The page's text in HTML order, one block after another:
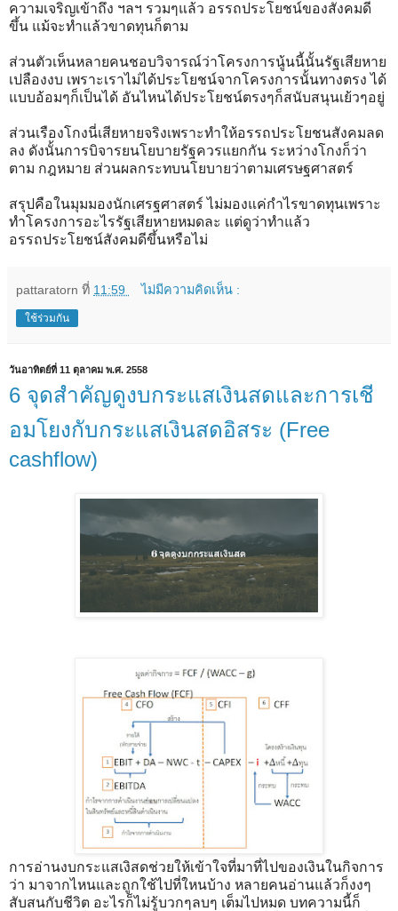
ความเจริญเข้าถึง ฯลฯ รวมๆแล้ว อรรถประโยชน์ของสังคมดี
ขึ้น แม้จะทำแล้วขาดทุนก็ตาม
ส่วนตัวเห็นหลายคนชอบวิจารณ์ว่าโครงการนู้นนี้นั้นรัฐเสียหาย
เปลืองงบ เพราะเราไม่ได้ประโยชน์จากโครงการนั้นทางตรง ได้
แบบอ้อมๆก็เป็นได้ อันไหนได้ประโยชน์ตรงๆก็สนับสนุนเย้วๆอยู่
ส่วนเรืองโกงนี่เสียหายจริงเพราะทำให้อรรถประโยชนสังคมลด
ลง ดังนั้นการบิจารยนโยบายรัฐควรแยกกัน ระหว่างโกงก็ว่า
ตาม กฎหมาย ส่วนผลกระทบนโยบายว่าตามเศรษฐศาสตร์
สรุปคือในมุมมองนักเศรฐศาสตร์ ไม่มองแค่กำไรขาดทุนเพราะ
ทำโครงการอะไรรัฐเสียหายหมดละ แต่ดูว่าทำแล้ว
อรรถประโยชน์สังคมดีขึ้นหรือไม่
pattaratorn ที่ 11:59 ไม่มีความคิดเห็น :
ใช้ร่วมกัน
วันอาทิตย์ที่ 11 ตุลาคม พ.ศ. 2558
6 จุดสำคัญดูงบกระแสเงินสดและการเชี
อมโยงกับกระแสเงินสดอิสระ (Free
cashflow)
การอ่านงบกระแสเงิสดช่วยให้เข้าใจที่มาที่ไปของเงินในกิจการ
ว่า มาจากไหนและถูกใช้ไปที่ใหนบ้าง หลายคนอ่านแล้วก็งงๆ
สับสนกับชีวิต อะไรก็ไม่รู้บวกๆลบๆ เต็มไปหมด บทความนี้ก็